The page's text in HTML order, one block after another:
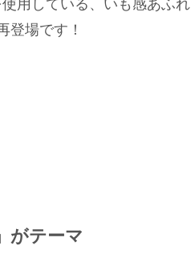
用している、いも感あふれ
登場です！
がテーマ